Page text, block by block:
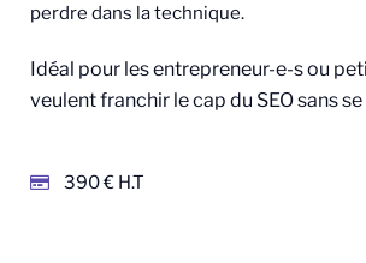
perdre dans la technique.
Idéal pour les entrepreneur-e-s ou
veulent franchir le cap du SEO sans se
390 € H.T